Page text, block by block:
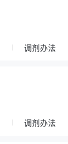
调剂办法
调剂办法